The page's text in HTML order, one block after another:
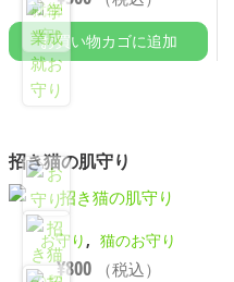
お買い物カゴに追加
招き猫の肌守り
お守り, 猫のお守り
¥800 （税込）